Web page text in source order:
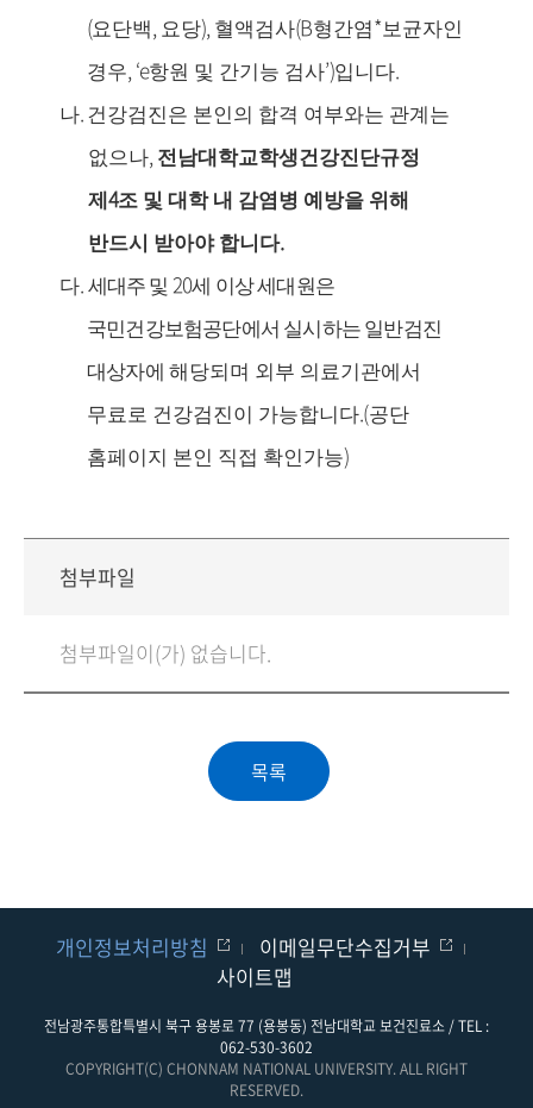
(요단백, 요당), 혈액검사(B형간염*보균자인
경우, ‘e항원 및 간기능 검사’)입니다.
나. 건강검진은 본인의 합격 여부와는 관계는
없으나, 전남대학교학생건강진단규정
제 4조 및 대학 내 감염병 예방을 위해
반드시 받아야 합니다.
다. 세대주 및 20세 이상 세대원은
국민건강보험공단에서 실시하는 일반검진
대상자에 해당되며 외부 의료기관에서
무료로 건강검진이 가능합니다.(공단
홈페이지 본인 직접 확인가능)
첨부파일
첨부파일이(가) 없습니다.
개인정보처리방침
이메일무단수집거부
사이트맵
전남광주통합특별시 북구 용봉로 77 (용봉동) 전남대학교 보건진료소 / TEL :
062-530-3602
COPYRIGHT(C) CHONNAM NATIONAL UNIVERSITY. ALL RIGHT
RESERVED.